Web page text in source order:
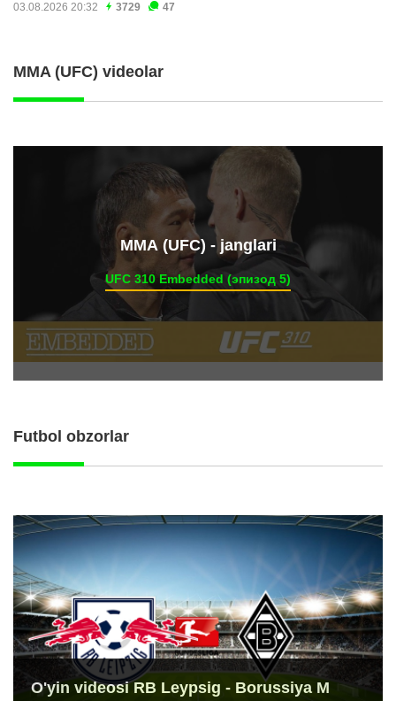
03.08.2026 20:32 3729 47
MMA (UFC) videolar
ММА (UFC) - janglari
UFC 310 Embedded (эпизод 5)
Futbol obzorlar
O'yin videosi RB Leypsig - Borussiya M